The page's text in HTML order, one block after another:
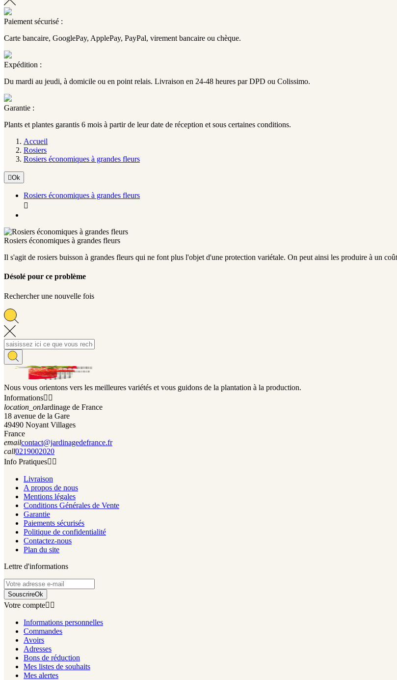
Paiement sécurisé :
Carte bancaire, GooglePay, ApplePay, PayPal, virement bancaire ou chèque.
Expédition :
Du mardi au jeudi, à domicile ou en point relais. Livraison en 24-48 heures par DPD ou Colissimo.
Garantie :
Plants et plantes garantis 6 mois à partir de leur date de réception et sous certaines conditions.
Accueil
Rosiers
Rosiers économiques à grandes fleurs
Ok
Rosiers économiques à grandes fleurs

Rosiers économiques à grandes fleurs
Il s'agit de rosiers buisson à grandes fleurs qui ne font plus l'objet d'une protection variétale. On peut ainsi les produire à un
Désolé pour ce problème
Rechercher une nouvelle fois
Nous vous orientons vers les meilleures variétés et vous guidons de la plantation à la production.
Informations 
location_onJardinage de France
18 avenue de la Gare
49490 Noyant Villages
France
emailcontact@jardinagedefrance.fr
call0219002020
Info Pratiques 
Livraison
A propos de nous
Mentions légales
Conditions Générales de Vente
Garantie
Paiements sécurisés
Politique de confidentialité
Contactez-nous
Plan du site
Lettre d'informations
SouscrireOk
Votre compte 
Informations personnelles
Commandes
Avoirs
Adresses
Bons de réduction
Mes listes de souhaits
Mes alertes